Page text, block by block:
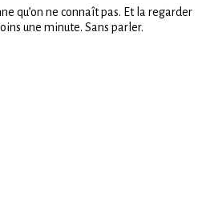
eye
contact
qu’on ne connaît pas. Et la regarder
une minute. Sans parler.